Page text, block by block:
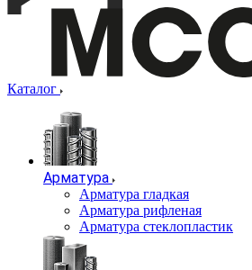
Каталог
Арматура
Арматура гладкая
Арматура рифленая
Арматура стеклопластик